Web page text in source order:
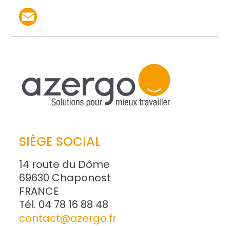
Partager le produit par
SIÈGE SOCIAL
14 route du Dôme
69630 Chaponost
FRANCE
Tél. 04 78 16 88 48
contact@azergo.fr